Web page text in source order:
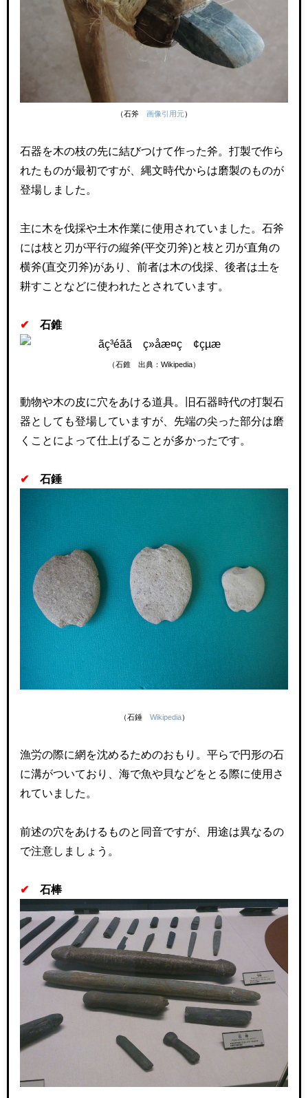
（石斧 画像引用元）
石器を木の枝の先に結びつけて作った斧。打製で作ら
れたものが最初ですが、縄文時代からは磨製のものが
登場しました。
主に木を伐採や土木作業に使用されていました。石斧
には枝と刃が平行の縦斧(平交刃斧)と枝と刃が直角の
横斧(直交刃斧)があり、前者は木の伐採、後者は土を
耕すことなどに使われたとされています。
✔ 石錐
（石錐 出典：Wikipedia）
動物や木の皮に穴をあける道具。旧石器時代の打製石
器としても登場していますが、先端の尖った部分は磨
くことによって仕上げることが多かったです。
✔ 石錘
（石錘 Wikipedia）
漁労の際に網を沈めるためのおもり。平らで円形の石
に溝がついており、海で魚や貝などをとる際に使用さ
れていました。
前述の穴をあけるものと同音ですが、用途は異なるの
で注意しましょう。
✔ 石棒